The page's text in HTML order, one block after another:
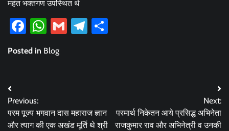
महंत भक्तगण उपस्थित थे
Facebook
WhatsApp
GmailTelegram
Posted in Blog
Post
navigation
Previous:
परम पूज्य भगवान दास महाराज ज्ञान
और त्याग की एक अखंड मूर्ति थे श्री
Next:
परमार्थ निकेतन आये प्रसिद्ध अभिनेता
राजकुमार राव और अभिनेत्री व उनकी